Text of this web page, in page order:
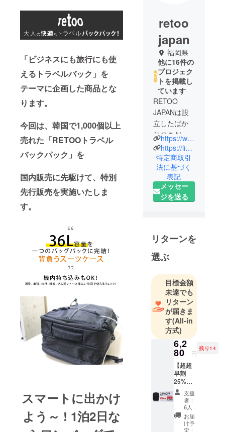
「ビジネスにも旅行にも使
えるトラベルバック」を
テーマに企画した商品とな
ります。
今回は、韓国で1,000個以上
売れた「RETOOトラベル
バックパック」を
国内販売に先駆けて、特別
先行販売を実施いたしま
す。
スマートに出かけ
よう～ ! 1泊2日な
retoo
japan
福岡県
他に16件の
プロジェク
トを掲載し
ています
RETOO
JAPANは設
立したばか
りのまだま
だ歴史の浅
い会社で、
Travel &
luggageの本
質を考える
キャリアと
です。キャ
リアの本質
である旅行
運搬する上
で、丈夫な
材質と車輪
に最も気を
使います。
皆様の楽し
いひと時を
作るアイテ
ムをお届け
したい！そ
の一心で、
当プロジェ
クトに取り
組んで参り
https://www.instagram.com/retoo_japan/
https://lin.ee/cg8N0tF
特定商取引
法に基づく
表記
メッセー
ジを送る
リターンを
選ぶ
目標金額
未達でも
リターン
が届きま
す(All-in
方式)
6,2
80 円
残り14
【超超
早割
25%OF
F】先着
20名様
限定！
更に、
10％OF
F！ ト
支援
者：
6人
お届
け予
定：